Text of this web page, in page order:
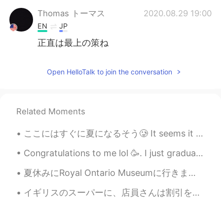
Português
Thomas トーマス 2020.08.29 19:00
EN JP
正直は最上の策ね
Open HelloTalk to join the conversation
Related Moments
ここにはすぐに夏になるそう🥲 It seems it will be summer here very soon 日焼けにならないように頑張ろう Let’s try and avoid get...
Congratulations to me lol 🥳. I just graduated from my Cooking School and I got my first Diploma a...
夏休みにRoyal Ontario Museumに行きました。この博物館では、世界中の多くの文化的工芸品を見ることができます。 特にカナダのアジアの歴史について学ぶ機会があまりないから、古代東ア...
イギリスのスーパーに、店員さんは割引を出し始める。お客さんはハゲタカのように店員さんを取り巻いてくる。お客さんが激しくなれるから安全垣根が立てられている。日本と同じように、一番激しいのはおばあち...